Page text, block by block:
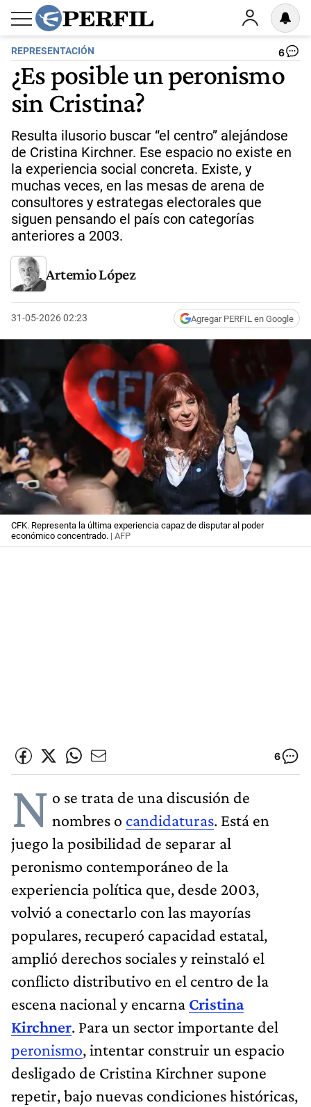
REPRESENTACIÓN 6
¿Es posible un peronismo
sin Cristina?
Resulta ilusorio buscar “el centro” alejándose
de Cristina Kirchner. Ese espacio no existe en
la experiencia social concreta. Existe, y
muchas veces, en las mesas de arena de
consultores y estrategas electorales que
siguen pensando el país con categorías
anteriores a 2003.
Artemio López
31-05-2026 02:23 Agregar PERFIL en Google
CFK. Representa la última experiencia capaz de disputar al poder
económico concentrado. | AFP
6
N o se trata de una discusión de
nombres o candidaturas. Está en
juego la posibilidad de separar al
peronismo contemporáneo de la
experiencia política que, desde 2003,
volvió a conectarlo con las mayorías
populares, recuperó capacidad estatal,
amplió derechos sociales y reinstaló el
conflicto distributivo en el centro de la
escena nacional y encarna Cristina
Kirchner. Para un sector importante del
peronismo, intentar construir un espacio
desligado de Cristina Kirchner supone
repetir, bajo nuevas condiciones históricas,